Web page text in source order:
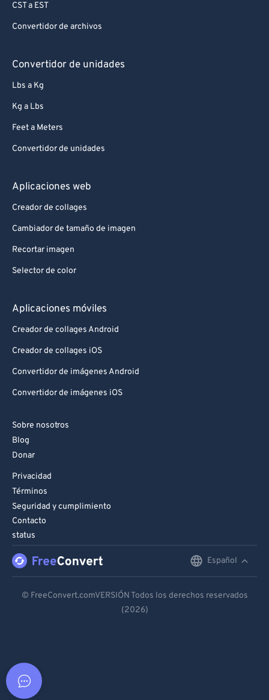
CST a EST
Convertidor de archivos
Convertidor de unidades
Lbs a Kg
Kg a Lbs
Feet a Meters
Convertidor de unidades
Aplicaciones web
Creador de collages
Cambiador de tamaño de imagen
Recortar imagen
Selector de color
Aplicaciones móviles
Creador de collages Android
Creador de collages iOS
Convertidor de imágenes Android
Convertidor de imágenes iOS
Sobre nosotros
Blog
Donar
Privacidad
Términos
Seguridad y cumplimiento
Contacto
status
Español
Español
© FreeConvert.comVERSIÓN Todos los derechos reservados
(2026)